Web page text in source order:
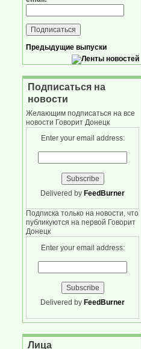
Предыдущие выпуски
Подписаться на
новости
Желающим подписаться на все
новости Говорит Донецк
Enter your email address:
Delivered by FeedBurner
Подписка только на новости, что
публикуются на первой Говорит
Донецк
Enter your email address:
Delivered by FeedBurner
Лица